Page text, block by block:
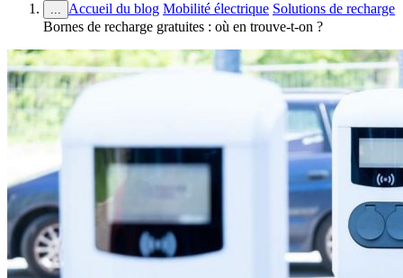
... Accueil du blog Mobilité électrique Solutions de recharge
Bornes de recharge gratuites : où en trouve-t-on ?